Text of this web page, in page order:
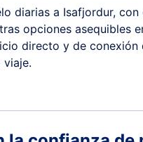
diarias a Isafjordur,
opciones asequibles
directo y de